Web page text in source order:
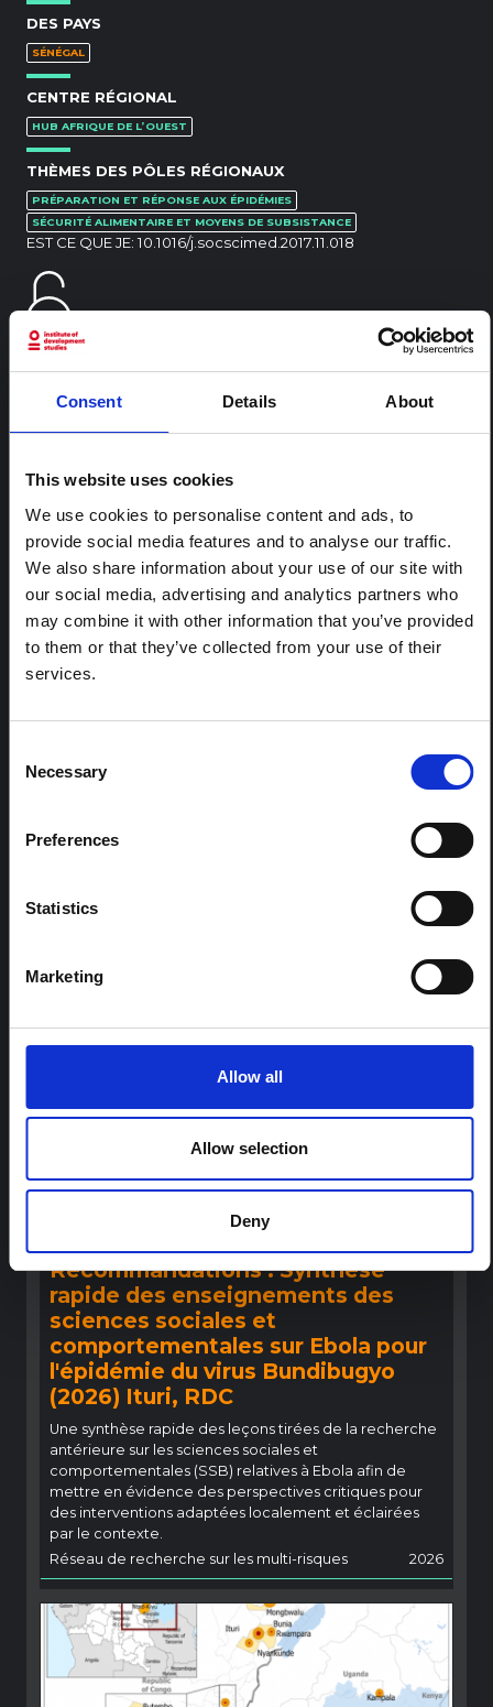
Consent Details About
This website uses cookies
We use cookies to personalise content and ads, to
provide social media features and to analyse our traffic.
We also share information about your use of our site with
our social media, advertising and analytics partners who
may combine it with other information that you’ve provided
to them or that they’ve collected from your use of their
services.
Selection
Necessary
Preferences
Statistics
Marketing
Allow all
Allow selection
Deny
DES PAYS
SÉNÉGAL
CENTRE RÉGIONAL
HUB AFRIQUE DE L’OUEST
THÈMES DES PÔLES RÉGIONAUX
PRÉPARATION ET RÉPONSE AUX ÉPIDÉMIES
SÉCURITÉ ALIMENTAIRE ET MOYENS DE SUBSISTANCE
EST CE QUE JE:10.1016/j.socscimed.2017.11.018
CONTENU ASSOCIÉ
ARTICLE
Note contextuelle : Pratiques
funéraires en Ituri
Cette note est la deuxième produite par " le collectif
pour l'Ituri ", un réseau informel principalement animé
par des chercheurs en sciences sociales qui fournissent
des informations contextuelles pour la réponse à
l'épidémie d'Ebola à Bundibugyo dans l'Ituri, à l'est de
la RDC. Cette note développe les…
Cette note fournit un contexte sur la province de l'Ituri,
l'actualité et les derniers développements de la
HAL Sciences ouvertes
2026
Recommandations : Synthèse
rapide des enseignements des
sciences sociales et
comportementales sur Ebola pour
l'épidémie du virus Bundibugyo
(2026) Ituri, RDC
Une synthèse rapide des leçons tirées de la recherche
antérieure sur les sciences sociales et
comportementales (SSB) relatives à Ebola afin de
mettre en évidence des perspectives critiques pour
des interventions adaptées localement et éclairées
par le contexte.
Réseau de recherche sur les multi-risques
2026